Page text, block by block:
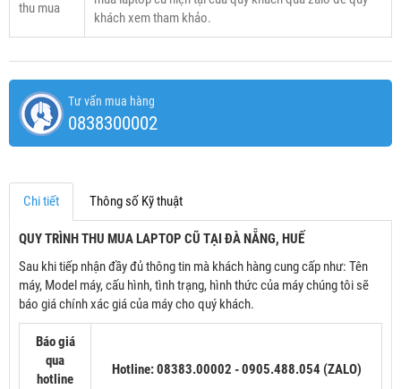
thu mua
khách xem tham khảo.
Tư vấn mua hàng
0838300002
Chi tiết Thông số Kỹ thuật
QUY TRÌNH THU MUA LAPTOP CŨ TẠI ĐÀ NẴNG, HUẾ
Sau khi tiếp nhận đầy đủ thông tin mà khách hàng cung cấp như: Tên
máy, Model máy, cấu hình, tình trạng, hình thức của máy chúng tôi sẽ
báo giá chính xác giá của máy cho quý khách.
Báo giá
qua
hotline
Hotline: 08383.00002 - 0905.488.054 (ZALO)